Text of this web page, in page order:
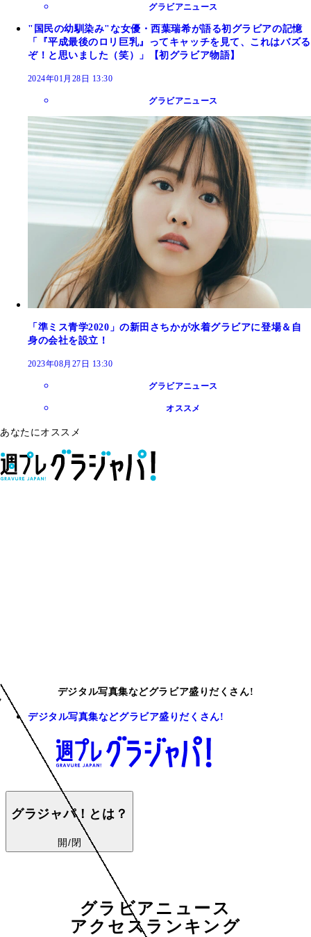
グラビアニュース
"国民の幼馴染み"な女優・西葉瑞希が語る初グラビアの記憶
「『平成最後のロリ巨乳』ってキャッチを見て、これはバズる
ぞ！と思いました（笑）」【初グラビア物語】
2024年01月28日 13:30
グラビアニュース
「準ミス青学2020」の新田さちかが水着グラビアに登場＆自
身の会社を設立！
2023年08月27日 13:30
グラビアニュース
オススメ
あなたにオススメ
デジタル写真集などグラビア盛りだくさん!
デジタル写真集などグラビア盛りだくさん!
グラジャパ！とは？
開/閉
グラビアニュース
アクセスランキング